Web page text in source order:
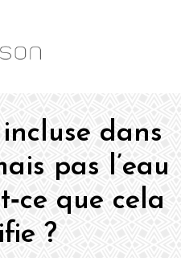
dans
pas l’eau
que cela
?